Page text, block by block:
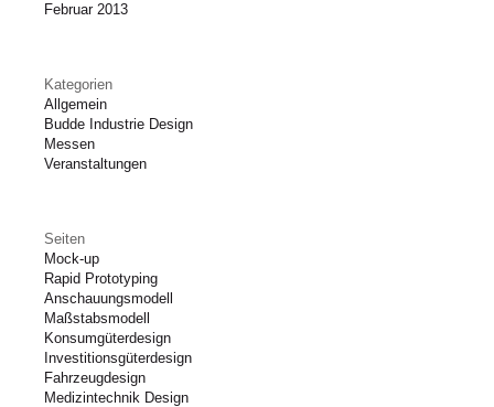
Februar 2013
Kategorien
Allgemein
Budde Industrie Design
Messen
Veranstaltungen
Seiten
Mock-up
Rapid Prototyping
Anschauungsmodell
Maßstabsmodell
Konsumgüterdesign
Investitionsgüterdesign
Fahrzeugdesign
Medizintechnik Design